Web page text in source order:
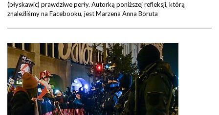
(błyskawic) prawdziwe perły. Autorką poniższej refleksji, którą
znaleźliśmy na Facebooku, jest Marzena Anna Boruta